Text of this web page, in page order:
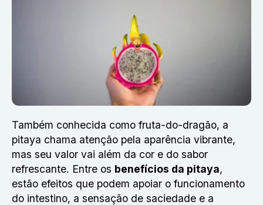
Também conhecida como fruta-do-dragão, a
pitaya chama atenção pela aparência vibrante,
mas seu valor vai além da cor e do sabor
refrescante. Entre os benefícios da pitaya,
estão efeitos que podem apoiar o funcionamento
do intestino, a sensação de saciedade e a